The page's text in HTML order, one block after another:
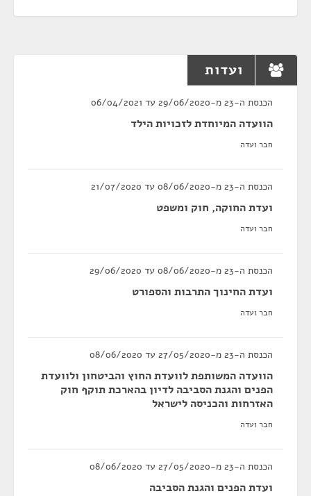
ועדות
הכנסת ה-23 מ-29/06/2020 עד 06/04/2021
הוועדה המיוחדת לזכויות הילד
חבר ועדה
הכנסת ה-23 מ-08/06/2020 עד 21/07/2020
ועדת החוקה, חוק ומשפט
חבר ועדה
הכנסת ה-23 מ-08/06/2020 עד 29/06/2020
ועדת החינוך התרבות והספורט
חבר ועדה
הכנסת ה-23 מ-27/05/2020 עד 08/06/2020
הוועדה המשותפת לוועדת החוץ והביטחון ולוועדת
הפנים והגנת הסביבה לדיון בהארכת תוקף חוק
האזרחות והכניסה לישראל
חבר ועדה
הכנסת ה-23 מ-27/05/2020 עד 08/06/2020
ועדת הפנים והגנת הסביבה